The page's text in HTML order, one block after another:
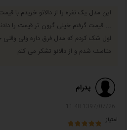
این مدل یک نفره را از دالانو خریدم با
... قیمت گرفتم خیلی گرون تر قیمت را
اول شک کردم که مدل فرق داره ولی
متاسف شدم و از دالانو تشکر می کنم
پدرام
امتیاز